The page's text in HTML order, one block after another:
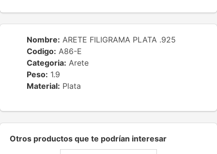
Nombre: ARETE FILIGRAMA PLATA .925
Codigo: A86-E
Categoria: Arete
Peso: 1.9
Material: Plata
Otros productos que te podrían interesar